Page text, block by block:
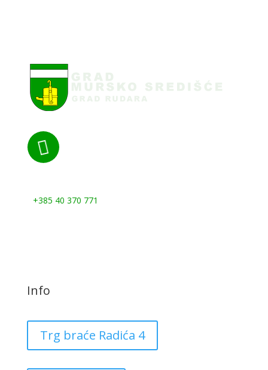

+385 40 370 771
Info
Trg braće Radića 4